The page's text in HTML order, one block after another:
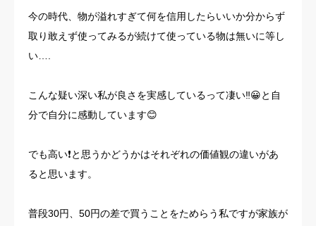
今の時代、物が溢れすぎて何を信用したらいいか分からず
取り敢えず使ってみるが続けて使っている物は無いに等し
い….
こんな疑い深い私が良さを実感しているって凄い‼️😀と自
分で自分に感動しています😊
でも高い❗️と思うかどうかはそれぞれの価値観の違いがあ
ると思います。
普段30円、50円の差で買うことをためらう私ですが家族が